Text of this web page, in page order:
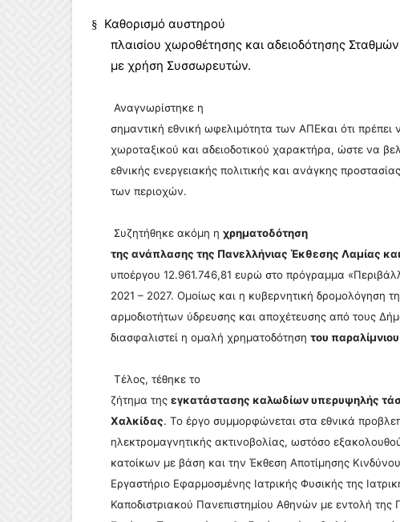
§
Καθορισμό αυστηρού
πλαισίου χωροθέτησης και αδειοδότησης
με χρήση Συσσωρευτών.
Αναγνωρίστηκε η
σημαντική εθνική ωφελιμότητα των ΑΠΕκαι ότι
χωροταξικού και αδειοδοτικού χαρακτήρα, ώστε να
εθνικής ενεργειακής πολιτικής και ανάγκης
των περιοχών.
Συζητήθηκε ακόμη η χρηματοδότηση
της ανάπλασης της Πανελλήνιας Έκθεσης Λαμίας και
υποέργου 12.961.746,81 ευρώ στο πρόγραμμα
2021 – 2027. Ομοίως και η κυβερνητική δρομολόγηση
αρμοδιοτήτων ύδρευσης και αποχέτευσης από τους
διασφαλιστεί η ομαλή χρηματοδότηση του
Τέλος, τέθηκε το
ζήτημα της εγκατάστασης καλωδίων υπερυψηλής
Χαλκίδας. Το έργο συμμορφώνεται στα εθνικά
ηλεκτρομαγνητικής ακτινοβολίας, ωστόσο
κατοίκων με βάση και την Έκθεση Αποτίμησης
Εργαστήριο Εφαρμοσμένης Ιατρικής Φυσικής της
Καποδιστριακού Πανεπιστημίου Αθηνών με εντολή της